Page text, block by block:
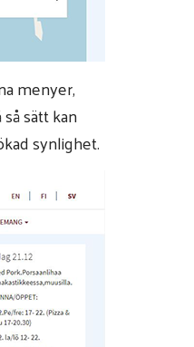
menyer,
sätt kan
synlighet.